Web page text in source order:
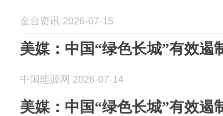
金台资讯 2026-07-15
美媒：中国“绿色长城”有效遏
中国能源网 2026-07-14
美媒：中国“绿色长城”有效遏